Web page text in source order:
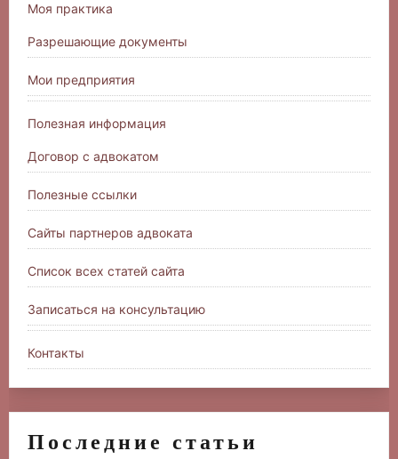
Моя практика
Разрешающие документы
Мои предприятия
Полезная информация
Договор с адвокатом
Полезные ссылки
Сайты партнеров адвоката
Список всех статей сайта
Записаться на консультацию
Контакты
Последние статьи